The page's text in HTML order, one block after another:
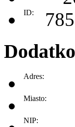
ID:
Adres:
Miasto:
NIP: